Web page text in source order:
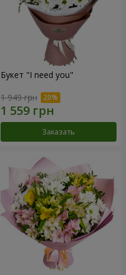
Букет "I need you"
1 949 грн
Заказать